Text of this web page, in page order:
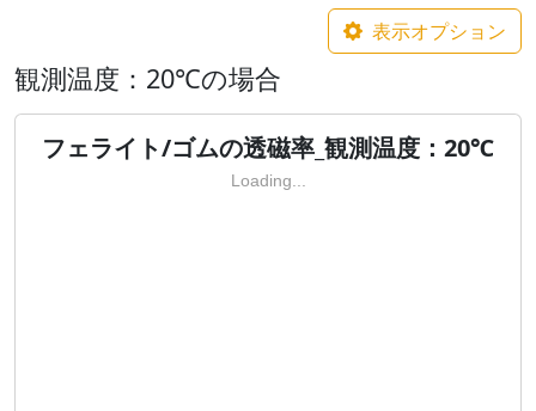
表示オプション
観測温度：20℃の場合
フェライト/ゴムの透磁率_観測温度：20℃
Loading...